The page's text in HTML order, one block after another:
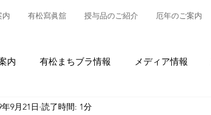
内 有松寫眞舘 授与品のご紹介 厄年のご案内
内 有松まちブラ情報 メディア情報
授与品について
年9月21日 読了時間: 1分